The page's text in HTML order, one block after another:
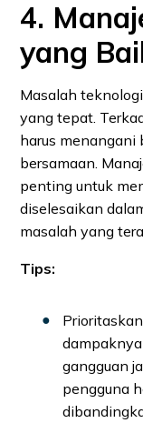
4.
yang
Masalah
yang tepat.
harus menangani
bersamaan.
penting untuk
diselesaikan
masalah yang
Tips:
gangguan
pengguna